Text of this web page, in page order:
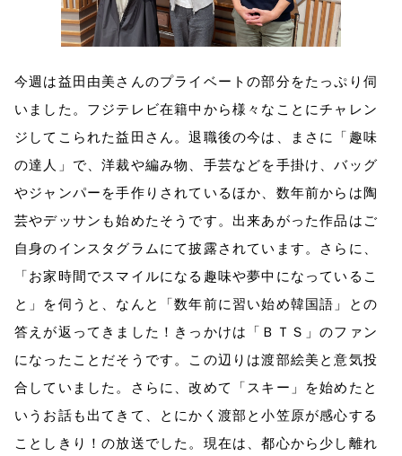
今週は益田由美さんのプライベートの部分をたっぷり伺
いました。フジテレビ在籍中から様々なことにチャレン
ジしてこられた益田さん。退職後の今は、まさに「趣味
の達人」で、洋裁や編み物、手芸などを手掛け、バッグ
やジャンパーを手作りされているほか、数年前からは陶
芸やデッサンも始めたそうです。出来あがった作品はご
自身のインスタグラムにて披露されています。さらに、
「お家時間でスマイルになる趣味や夢中になっているこ
と」を伺うと、なんと「数年前に習い始め韓国語」との
答えが返ってきました！きっかけは「ＢＴＳ」のファン
になったことだそうです。この辺りは渡部絵美と意気投
合していました。さらに、改めて「スキー」を始めたと
いうお話も出てきて、とにかく渡部と小笠原が感心する
ことしきり！の放送でした。現在は、都心から少し離れ